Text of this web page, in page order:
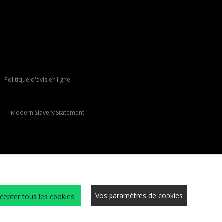
Politique d'avis en ligne
Modern Slavery Statement
Générales Cookies Carrières Sécurité du site Confidentialité
Vos paramètres de cookies
tous les cookies